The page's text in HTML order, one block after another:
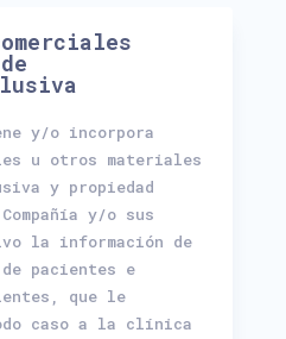
y/o incorpora
u otros materiales
y propiedad
y/o sus
la información de
pacientes e
que le
caso a la clínica